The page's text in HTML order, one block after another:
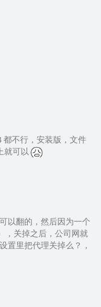
都不行，安装版，文件
就可以
以翻的，然后因为一个
，关掉之后，公司网就
置里把代理关掉么？，